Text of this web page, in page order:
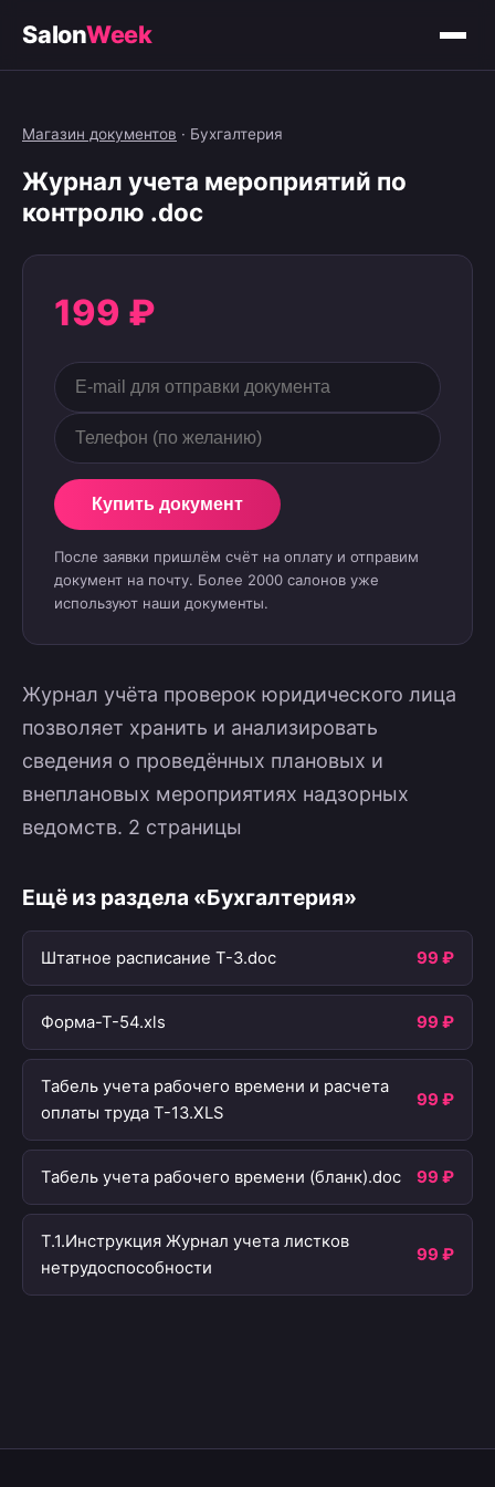
SalonWeek
Магазин документов · Бухгалтерия
Журнал учета мероприятий по
контролю .doc
199 ₽
Купить документ
После заявки пришлём счёт на оплату и отправим
документ на почту. Более 2000 салонов уже
используют наши документы.
Журнал учёта проверок юридического лица
позволяет хранить и анализировать
сведения о проведённых плановых и
внеплановых мероприятиях надзорных
ведомств. 2 страницы
Ещё из раздела «Бухгалтерия»
Штатное расписание T-3.doc 99 ₽
Форма-Т-54.xls 99 ₽
Табель учета рабочего времени и расчета
оплаты труда Т-13.XLS
99 ₽
Табель учета рабочего времени (бланк).doc 99 ₽
Т.1.Инструкция Журнал учета листков
нетрудоспособности
99 ₽